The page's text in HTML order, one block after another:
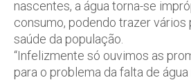
nascentes, a água torna-se
consumo, podendo trazer vários
saúde da população.
“Infelizmente só ouvimos as
para o problema da falta de